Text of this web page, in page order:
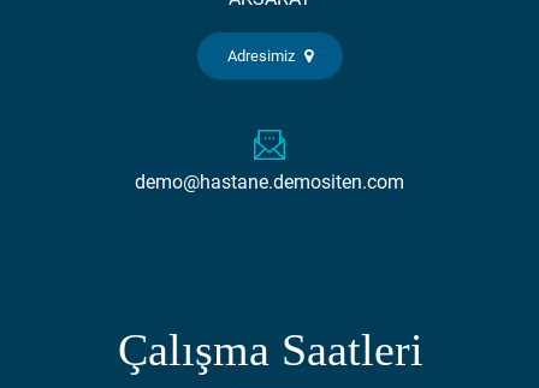
Adresimiz
demo@hastane.demositen.com
Çalışma Saatleri